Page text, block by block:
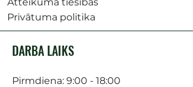
Privātuma politika
DARBA LAIKS
Pirmdiena: 9:00 - 18:00